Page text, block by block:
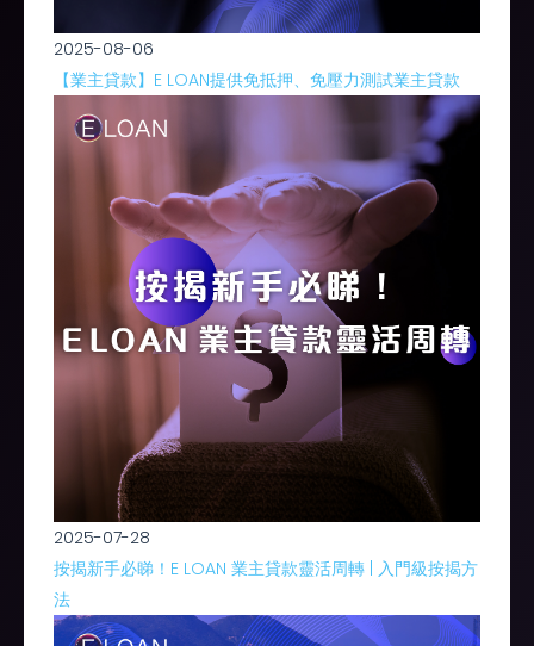
2025-08-06
【業主貸款】E LOAN提供免抵押、免壓力測試業主貸款
2025-07-28
按揭新手必睇！E LOAN 業主貸款靈活周轉 | 入門級按揭方
法